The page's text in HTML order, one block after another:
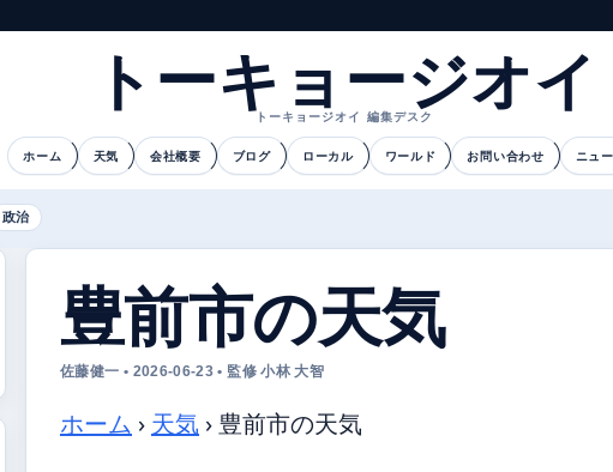
トーキョージオイ
トーキョージオイ 編集デスク
ホーム 天気 会社概要 ブログ ローカル ワールド お問い合わせ ニュ
政治
豊前市の天気
佐藤健一 • 2026-06-23 • 監修 小林 大智
ホーム › 天気 › 豊前市の天気